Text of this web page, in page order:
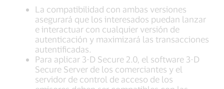
La compatibilidad con ambas versiones
asegurará que los interesados puedan lanzar
e interactuar con cualquier versión de
autenticación y maximizará las transacciones
autentificadas.
Para aplicar 3-D Secure 2.0, el software 3-D
Secure Server de los comerciantes y el
servidor de control de acceso de los